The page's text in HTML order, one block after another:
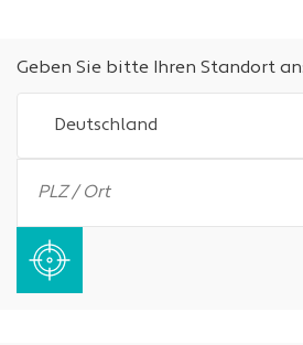
Geben Sie bitte Ihren Standort an:
Deutschland